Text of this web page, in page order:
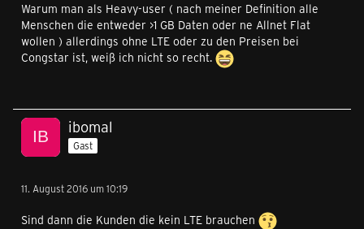
Warum man als Heavy-user ( nach meiner Definition alle
Menschen die entweder >1 GB Daten oder ne Allnet Flat
wollen ) allerdings ohne LTE oder zu den Preisen bei
Congstar ist, weiß ich nicht so recht.
ibomal
Gast
11. August 2016 um 10:19
Sind dann die Kunden die kein LTE brauchen